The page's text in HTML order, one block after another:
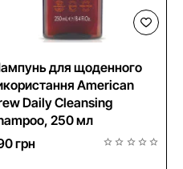
для щоденного
American
Daily Cleansing
250 мл
грн